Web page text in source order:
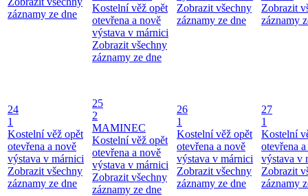
záznamy ze dne
Kostelní věž opět
otevřena a nově
výstava v márnici
Zobrazit všechny
záznamy ze dne
Zobrazit všechny
záznamy ze dne
Zobrazit
záznamy
24
1
Kostelní věž opět
otevřena a nově
výstava v márnici
Zobrazit všechny
záznamy ze dne
25
2
MAMINEC
Kostelní věž opět
otevřena a nově
výstava v márnici
Zobrazit všechny
záznamy ze dne
26
1
Kostelní věž opět
otevřena a nově
výstava v márnici
Zobrazit všechny
záznamy ze dne
27
1
Kostelní
otevřena
výstava v
Zobrazit
záznamy